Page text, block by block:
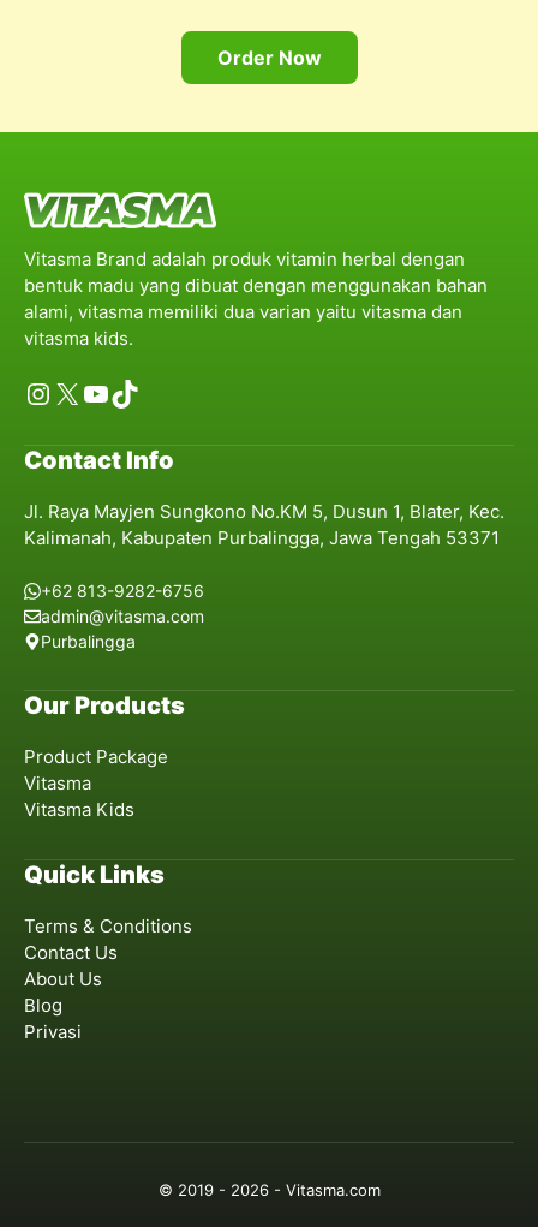
Order Now
Vitasma Brand adalah produk vitamin herbal dengan
bentuk madu yang dibuat dengan menggunakan bahan
alami, vitasma memiliki dua varian yaitu vitasma dan
vitasma kids.
Instagram
X YouTube
TikTok
Contact Info
Jl. Raya Mayjen Sungkono No.KM 5, Dusun 1, Blater, Kec.
Kalimanah, Kabupaten Purbalingga, Jawa Tengah 53371
+62 813-9282-6756
admin@vitasma.com
Purbalingga
Our Products
Product Package
Vitasma
Vitasma Kids
Quick Links
Terms & Conditions
Contact Us
About Us
Blog
Privasi
© 2019 - 2026 - Vitasma.com